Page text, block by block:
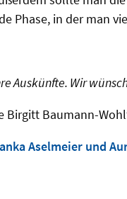
Phase, in der man
Auskünfte. Wir
Birgitt Baumann-
Aselmeier und